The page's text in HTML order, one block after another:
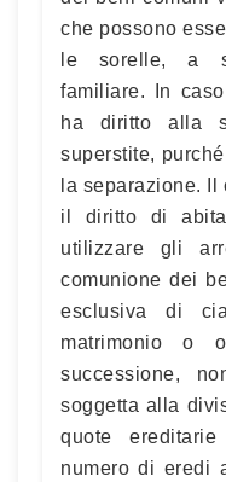
che possono
le sorelle, a
familiare. In
ha diritto alla
superstite,
la separazione.
il diritto di
utilizzare gli
comunione dei
esclusiva di
matrimonio o
successione,
soggetta alla
quote
numero di eredi